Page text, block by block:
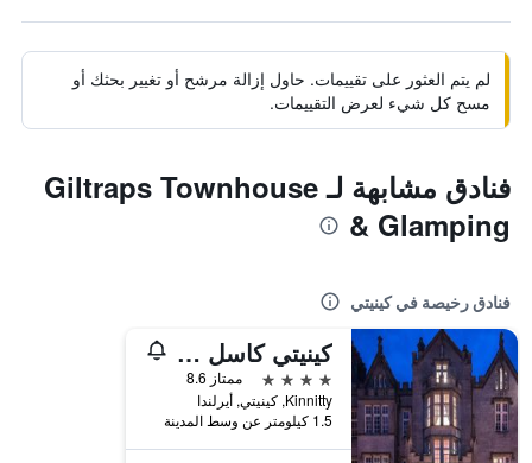
لم يتم العثور على تقييمات. حاول إزالة مرشح أو تغيير بحثك أو
مسح كل شيء لعرض التقييمات.
فنادق مشابهة لـ Giltraps Townhouse
& Glamping
فنادق رخيصة في كينيتي
كينيتي كاسل هوتل
4 نجوم
ممتاز 8.6
Kinnitty, كينيتي, أيرلندا
1.5 كيلومتر عن وسط المدينة